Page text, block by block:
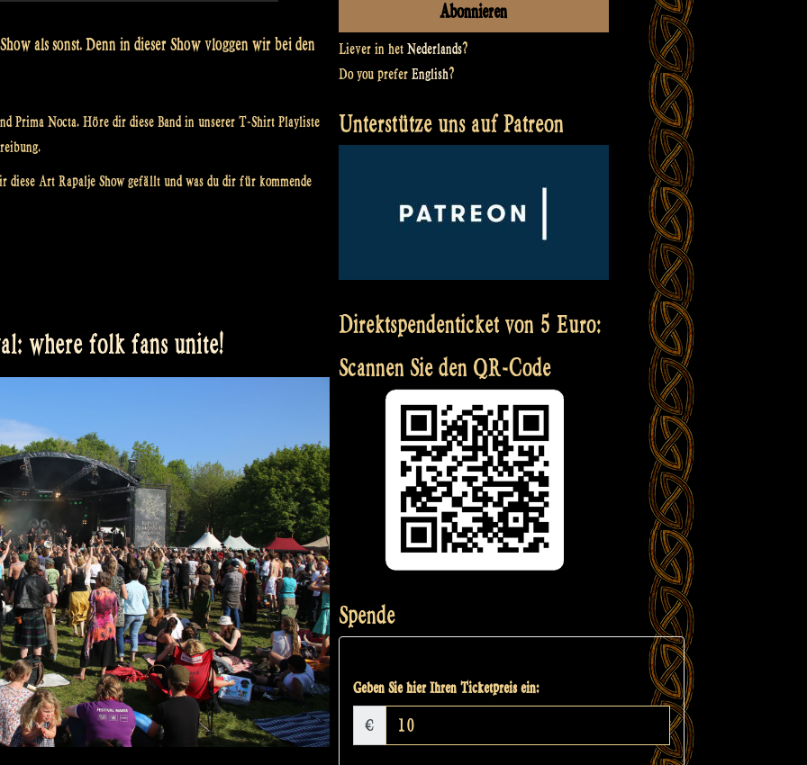
als sonst. Denn in dieser Show vloggen wir bei den
Prima Nocta. Höre dir diese Band in unserer T-Shirt Playliste
diese Art Rapalje Show gefällt und was du dir für kommende
where folk fans unite!
Liever in het Nederlands?
Do you prefer English?
Unterstütze uns auf Patreon
Direktspendenticket von 5 Euro:
Scannen Sie den QR-Code
Spende
Geben Sie hier Ihren Ticketpreis ein:
€